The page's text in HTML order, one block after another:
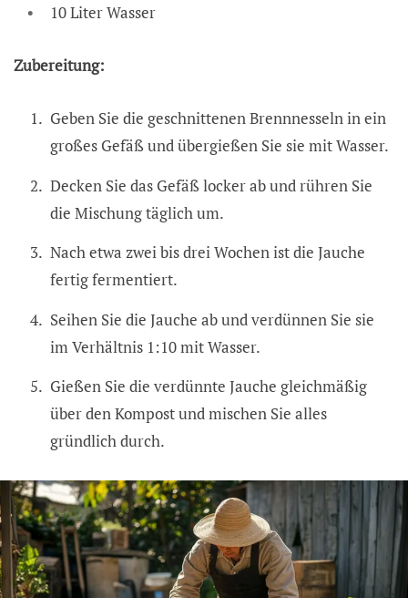
10 Liter Wasser
Zubereitung:
Geben Sie die geschnittenen Brennnesseln in ein
großes Gefäß und übergießen Sie sie mit Wasser.
Decken Sie das Gefäß locker ab und rühren Sie
die Mischung täglich um.
Nach etwa zwei bis drei Wochen ist die Jauche
fertig fermentiert.
Seihen Sie die Jauche ab und verdünnen Sie sie
im Verhältnis 1:10 mit Wasser.
Gießen Sie die verdünnte Jauche gleichmäßig
über den Kompost und mischen Sie alles
gründlich durch.